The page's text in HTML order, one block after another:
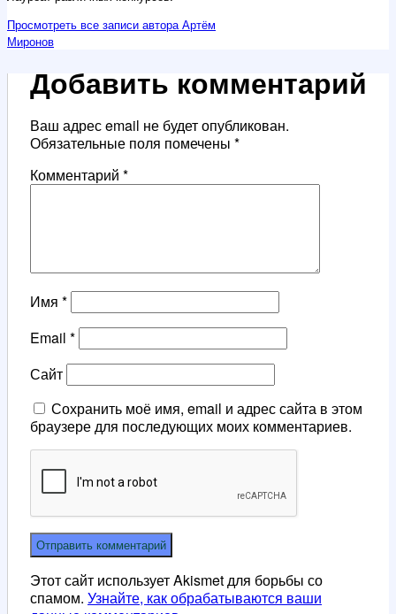
Просмотреть все записи автора Артём
Миронов
Добавить комментарий
Ваш адрес email не будет опубликован.
Обязательные поля помечены *
Комментарий *
Имя *
Email *
Сайт
Сохранить моё имя, email и адрес сайта в этом
браузере для последующих моих комментариев.
Этот сайт использует Akismet для борьбы со
спамом. Узнайте, как обрабатываются ваши